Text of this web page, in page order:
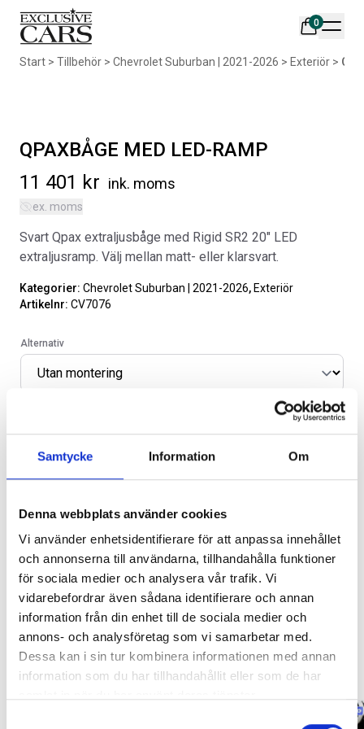
Samtycke Information Om
Denna webbplats använder cookies
Vi använder enhetsidentifierare för att anpassa innehållet
och annonserna till användarna, tillhandahålla funktioner
för sociala medier och analysera vår trafik. Vi
vidarebefordrar även sådana identifierare och annan
information från din enhet till de sociala medier och
annons- och analysföretag som vi samarbetar med.
Dessa kan i sin tur kombinera informationen med annan
information som du har tillhandahållit eller som de har
0
Din varukorg är tom
MATTSVART
Artikelnr:RA0261
5 665kr
GUMMIMATTOR I CREWCAB
Artikelnr:RA0004
4 698 kr
FRAMDÖRRAR
808kr
Välj alternativ
FRAM OCH BAK CREWCAB I 14-
Artikelnr:DO0161
4 610kr
Lägg i varukorg
Start > Tillbehör > Chevrolet Suburban | 2021-2026 > Exteriör >
QPAXBÅGE MED LED-RAMP
11 401 kr ink. moms
ex. moms
Svart Qpax extraljusbåge med Rigid SR2 20″ LED
extraljusramp. Välj mellan matt- eller klarsvart.
Kategorier: Chevrolet Suburban | 2021-2026, Exteriör
Artikelnr: CV7076
Alternativ
Lägg i varukorg
avsedda för referens, den faktiska produkten kan skilja sig.
Original artikelnr:QL90200-PKT, 92131,
65-1230W
Relaterade produkter